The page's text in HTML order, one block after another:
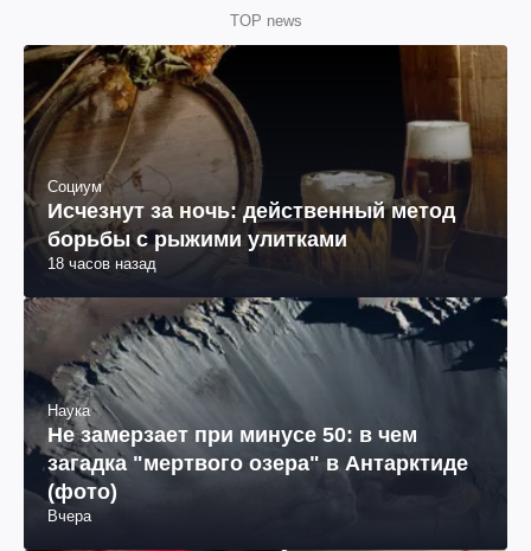
TOP news
Социум
Исчезнут за ночь: действенный метод
борьбы с рыжими улитками
18 часов назад
Наука
Не замерзает при минусе 50: в чем
загадка "мертвого озера" в Антарктиде
(фото)
Вчера